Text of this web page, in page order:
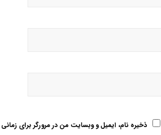
ذخیره نام، ایمیل و وبسایت من در مرورگر برای